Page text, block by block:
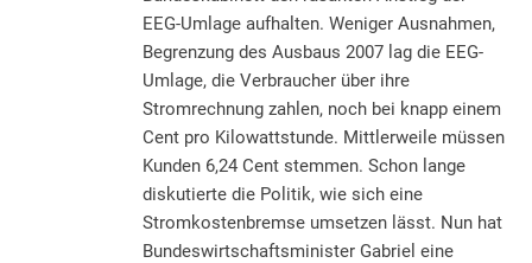
EEG-Umlage aufhalten. Weniger Ausnahmen,
Begrenzung des Ausbaus 2007 lag die EEG-
Umlage, die Verbraucher über ihre
Stromrechnung zahlen, noch bei knapp einem
Cent pro Kilowattstunde. Mittlerweile müssen
Kunden 6,24 Cent stemmen. Schon lange
diskutierte die Politik, wie sich eine
Stromkostenbremse umsetzen lässt. Nun hat
Bundeswirtschaftsminister Gabriel eine